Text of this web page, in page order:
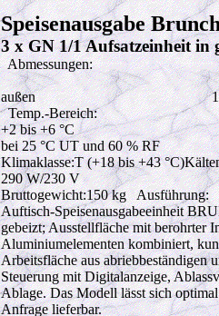
Speisenausgabe
3 x GN 1/1 Aufsatzeinheit
Abmessungen:
außen
Temp.-Bereich:
+2 bis +6 °C
bei 25 °C UT und 60 % RF
Klimaklasse:T (+18 bis +43
290 W/230 V
Bruttogewicht:150 kg Ausführung:
Auftisch-Speisenausgabeeinheit
gebeizt; Ausstellfläche mit berohrter
Aluminiumelementen kombiniert,
Arbeitsfläche aus abriebbeständigen
Steuerung mit Digitalanzeige,
Ablage. Das Modell lässt sich
Anfrage lieferbar.